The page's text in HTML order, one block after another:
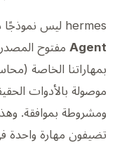
hermes ليس نموذجًا دربناه — بل يعمل على
Agent
بمهاراتنا الخاصة
موصولة بالأدوات
ومشروطة بموافقة.
تضيفون مهارة واحدة